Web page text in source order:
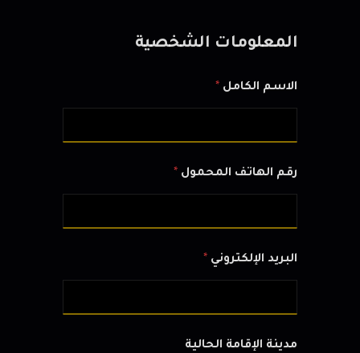
المعلومات الشخصية
الاسم الكامل *
رقم الهاتف المحمول *
البريد الإلكتروني *
مدينة الإقامة الحالية